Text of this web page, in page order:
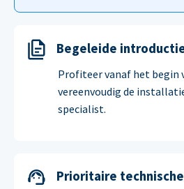
Begeleide
Profiteer vanaf het begin
vereenvoudig de
specialist.
Prioritaire